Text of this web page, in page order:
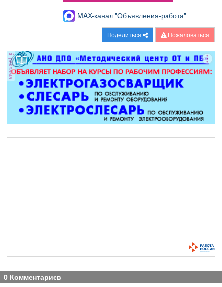
MAX-канал "Объявления-работа"
Поделиться Пожаловаться
реклама
0 Комментариев